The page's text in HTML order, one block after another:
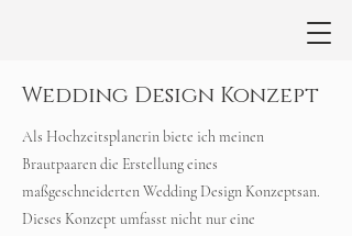
Wedding Design Konzept
Als Hochzeitsplanerin biete ich meinen
Brautpaaren die Erstellung eines
maßgeschneiderten Wedding Design Konzeptsan.
Dieses Konzept umfasst nicht nur eine